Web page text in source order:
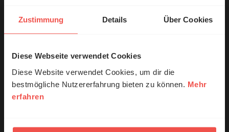
Zustimmung Details Über Cookies
Diese Webseite verwendet Cookies
Diese Website verwendet Cookies, um dir die
bestmögliche Nutzererfahrung bieten zu können. Mehr
erfahren
Ihr Kommentar
© Ruth Schneider / ERF